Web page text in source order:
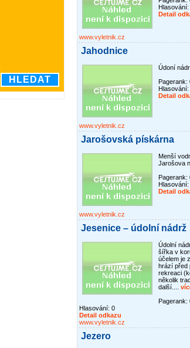
Hlasování:
Detail
www.vyletnik.cz
Jahodnice
Údoní
Pagerank:
Hlasování:
Detail
www.vyletnik.cz
Jarošovská pískárna
Menší
Jarošova
Pagerank:
Hlasování:
Detail
www.vyletnik.cz
Jesenice – údolní nádrž
Údolní
šířka v
účelem je
hrází před
rekreaci
několik
další....
Pagerank:
Hlasování: 0
Detail odkazu
www.vyletnik.cz
Jezero